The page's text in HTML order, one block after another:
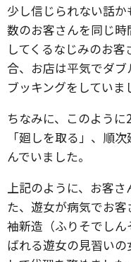
少し信じられない話
数のお客さんを同じ
してくるなじみのお
合、お店は平気でダ
ブッキングをしていま
ちなみに、このよう
「廻しを取る」、順
んでいました。
上記のように、お客
た、遊女が病気でお
袖新造（ふりそでし
ばれる遊女の見習い